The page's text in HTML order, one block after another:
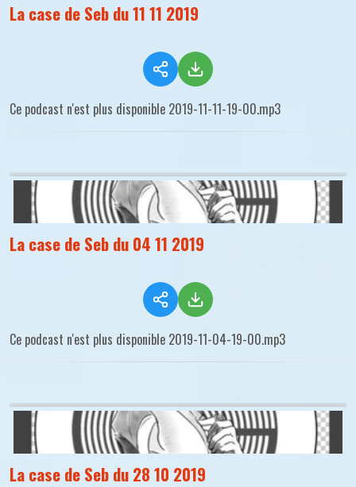
La case de Seb du 11 11 2019
Ce podcast n'est plus disponible 2019-11-11-19-00.mp3
La case de Seb du 04 11 2019
Ce podcast n'est plus disponible 2019-11-04-19-00.mp3
La case de Seb du 28 10 2019